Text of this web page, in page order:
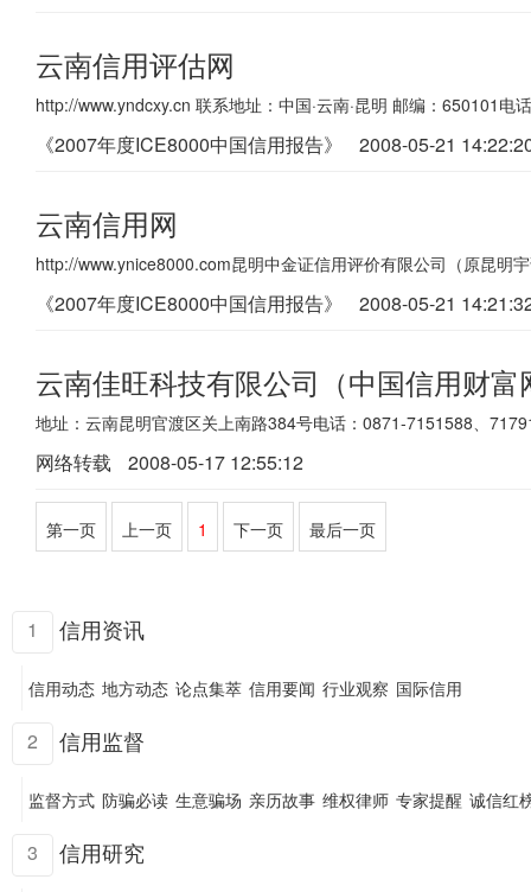
云南信用评估网
http://www.yndcxy.cn 联系地址：中国·云南·昆明 邮编：650101
《2007年度ICE8000中国信用报告》 2008-05-21
云南信用网
http://www.ynice8000.com昆明中金证信用评价有限公司（原昆明
《2007年度ICE8000中国信用报告》 2008-05-21
云南佳旺科技有限公司（中国信用财富
地址：云南昆明官渡区关上南路384号电话：0871-7151588、
网络转载 2008-05-17 12:55:12
第一页 上一页 1 下一页 最后一页
1 信用资讯
信用动态 地方动态 论点集萃 信用要闻 行业观察 国际信用
2 信用监督
监督方式 防骗必读 生意骗场 亲历故事 维权律师 专家提醒 诚信红
3 信用研究